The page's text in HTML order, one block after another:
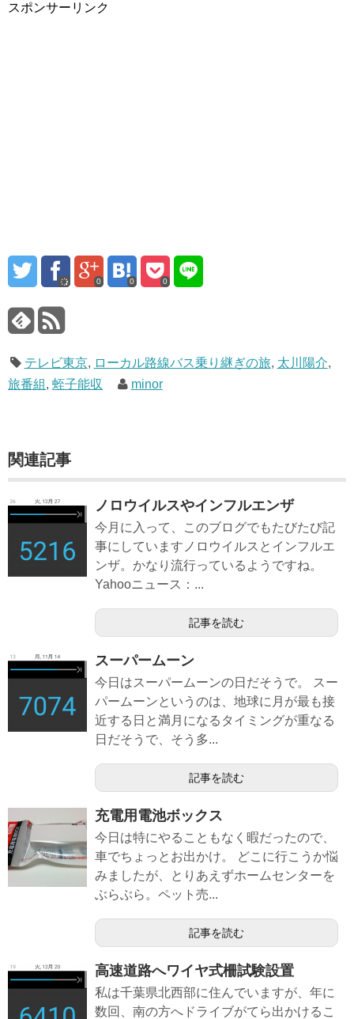
スポンサーリンク
0 0 0
テレビ東京, ローカル路線バス乗り継ぎの旅, 太川陽介,
旅番組 , 蛭子能収 minor
関連記事
ノロウイルスやインフルエンザ
今月に入って、このブログでもたびたび記
事にしていますノロウイルスとインフルエ
ンザ。かなり流行っているようですね。
Yahooニュース：...
記事を読む
スーパームーン
今日はスーパームーンの日だそうで。 スー
パームーンというのは、地球に月が最も接
近する日と満月になるタイミングが重なる
日だそうで、そう多...
記事を読む
充電用電池ボックス
今日は特にやることもなく暇だったので、
車でちょっとお出かけ。 どこに行こうか悩
みましたが、とりあえずホームセンターを
ぶらぶら。ペット売...
記事を読む
高速道路へワイヤ式柵試験設置
私は千葉県北西部に住んでいますが、年に
数回、南の方へドライブがてら出かけるこ